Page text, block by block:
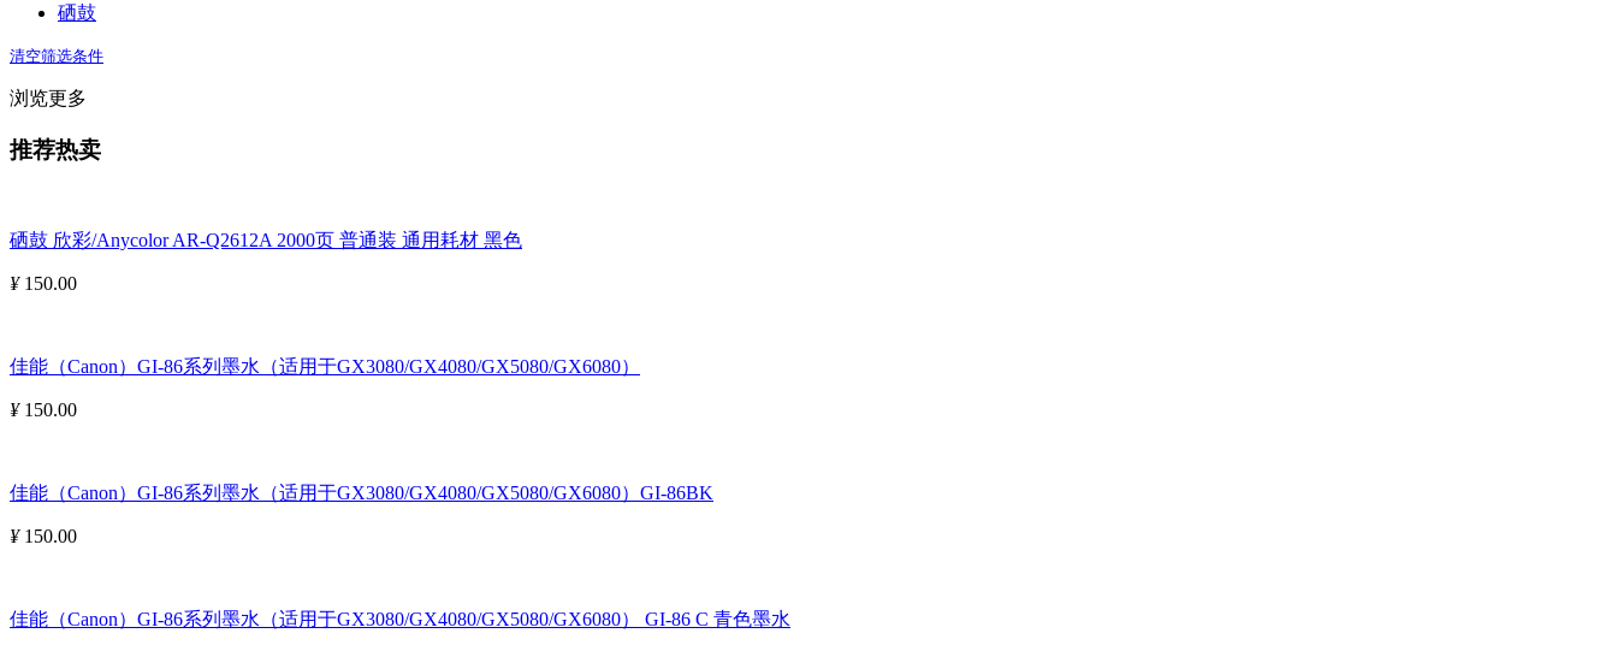
硒鼓
清空筛选条件
浏览更多
推荐热卖
硒鼓 欣彩/Anycolor AR-Q2612A 2000页 普通装 通用耗材 黑色
¥150.00
佳能（Canon）GI-86系列墨水（适用于GX3080/GX4080/GX5080/GX6080）
¥150.00
佳能（Canon）GI-86系列墨水（适用于GX3080/GX4080/GX5080/GX6080）GI-86BK
¥150.00
佳能（Canon）GI-86系列墨水（适用于GX3080/GX4080/GX5080/GX6080） GI-86 C 青色墨水